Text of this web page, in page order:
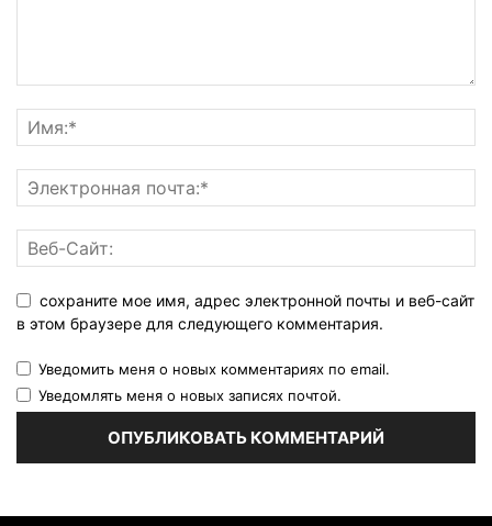
сохраните мое имя, адрес электронной почты и веб-сайт
в этом браузере для следующего комментария.
Уведомить меня о новых комментариях по email.
Уведомлять меня о новых записях почтой.